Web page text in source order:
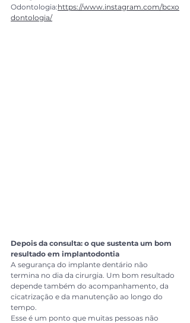
Odontologia:https://www.instagram.com/bcxo
dontologia/
Depois da consulta: o que sustenta um bom
resultado em implantodontia
A segurança do implante dentário não
termina no dia da cirurgia. Um bom resultado
depende também do acompanhamento, da
cicatrização e da manutenção ao longo do
tempo.
Esse é um ponto que muitas pessoas não